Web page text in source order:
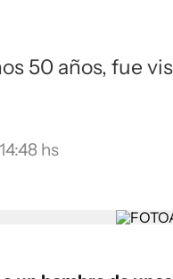
50 años, fue
14:48 hs